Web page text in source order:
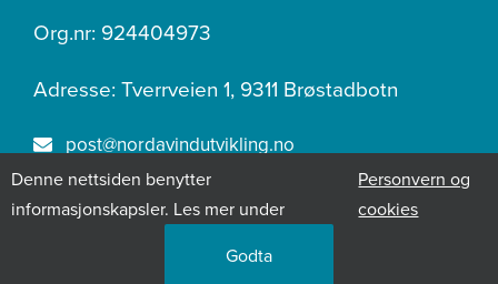
Org.nr: 924404973
Adresse: Tverrveien 1, 9311 Brøstadbotn
post@nordavindutvikling.no
400 07 219
Denne nettsiden benytter
informasjonskapsler. Les mer under
Personvern og
cookies
Godta